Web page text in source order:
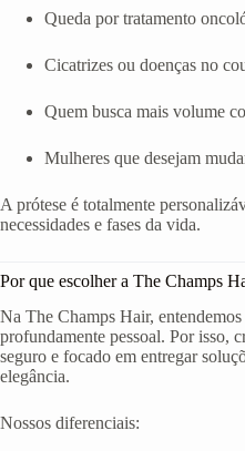
Queda por tratamento
Cicatrizes ou doenças no
Quem busca mais volume
Mulheres que desejam
A prótese é totalmente
necessidades e fases da vida.
Por que escolher a The Champs
Na The Champs Hair,
profundamente pessoal. Por isso,
seguro e focado em entregar
elegância.
Nossos diferenciais: